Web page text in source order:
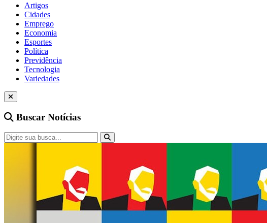
Artigos
Cidades
Emprego
Economia
Esportes
Política
Previdência
Tecnologia
Variedades
Buscar Notícias